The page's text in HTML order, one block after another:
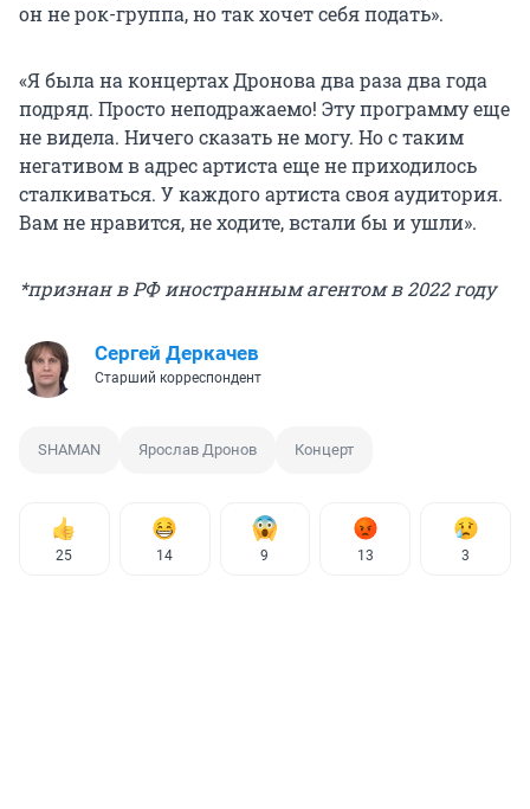
он не рок-группа, но так хочет себя подать».
«Я была на концертах Дронова два раза два года
подряд. Просто неподражаемо! Эту программу еще
не видела. Ничего сказать не могу. Но с таким
негативом в адрес артиста еще не приходилось
сталкиваться. У каждого артиста своя аудитория.
Вам не нравится, не ходите, встали бы и ушли».
*признан в РФ иностранным агентом в 2022 году
Сергей Деркачев
Старший корреспондент
SHAMAN Ярослав Дронов Концерт
25 14 9 13 3